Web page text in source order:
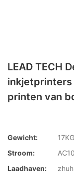
LEAD TECH
printen van
Gewicht:
17KG
Stroom:
Laadhaven: